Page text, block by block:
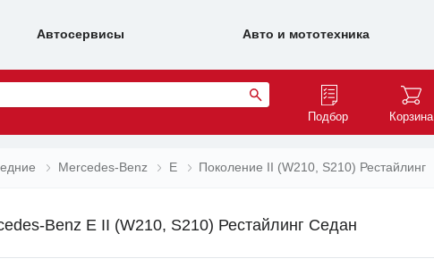
Автосервисы Авто и мототехника
Подбор Корзина
Mercedes-Benz E Поколение II (W210, S210) Рестайлинг
Benz E II (W210, S210) Рестайлинг Седан